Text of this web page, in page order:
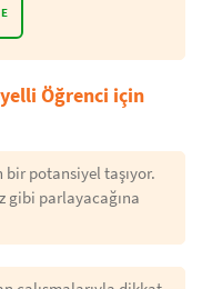
Öğrenci için
bir potansiyel taşıyor.
gibi parlayacağına